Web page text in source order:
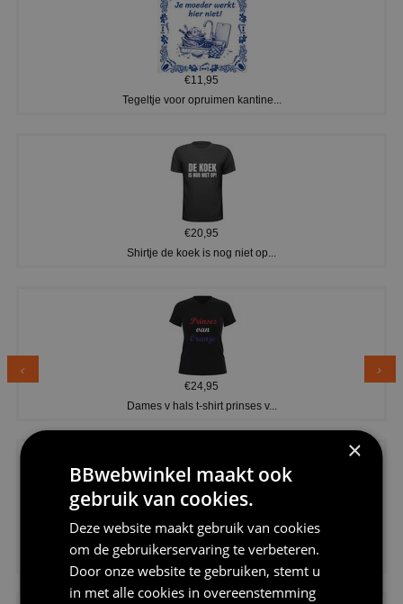
€11,95
Tegeltje voor opruimen kantine...
€20,95
Shirtje de koek is nog niet op...
€24,95
Dames v hals t-shirt prinses v...
€24,95
Koningsdag shirt heren v-hals ...
×
BBwebwinkel maakt ook
gebruik van cookies.
Deze website maakt gebruik van cookies
om de gebruikerservaring te verbeteren.
Door onze website te gebruiken, stemt u
in met alle cookies in overeenstemming